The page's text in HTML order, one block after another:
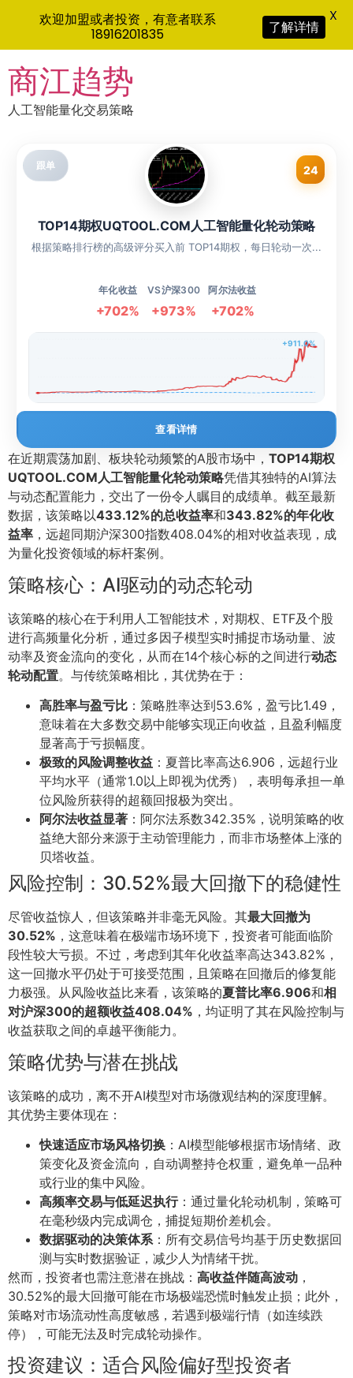
to
content
商江趋势
人工智能量化交易策略
跟单 24
TOP14期权UQTOOL.COM人工智能量化轮动策略
根据策略排行榜的高级评分买入前 TOP14期权，每日轮动一次...
年化收益
+702%
VS沪深300
+973%
阿尔法收益
+702%
+911.0%
查看详情
在近期震荡加剧、板块轮动频繁的A股市场中， TOP14期权
UQTOOL.COM人工智能量化轮动策略凭借其独特的AI算法
与动态配置能力，交出了一份令人瞩目的成绩单。截至最新
数据，该策略以433.12%的总收益率和343.82%的年化收
益率 ，远超同期沪深300指数408.04%的相对收益表现，成
为量化投资领域的标杆案例。
策略核心：AI驱动的动态轮动
该策略的核心在于利用人工智能技术，对期权、ETF及个股
进行高频量化分析，通过多因子模型实时捕捉市场动量、波
动率及资金流向的变化，从而在14个核心标的之间进行动态
轮动配置。与传统策略相比，其优势在于：
高胜率与盈亏比 ：策略胜率达到53.6%，盈亏比1.49，
意味着在大多数交易中能够实现正向收益，且盈利幅度
显著高于亏损幅度。
极致的风险调整收益 ：夏普比率高达6.906，远超行业
平均水平（通常1.0以上即视为优秀），表明每承担一单
位风险所获得的超额回报极为突出。
阿尔法收益显著 ：阿尔法系数342.35%，说明策略的收
益绝大部分来源于主动管理能力，而非市场整体上涨的
贝塔收益。
风险控制：30.52%最大回撤下的稳健性
尽管收益惊人，但该策略并非毫无风险。其最大回撤为
30.52% ，这意味着在极端市场环境下，投资者可能面临阶
段性较大亏损。不过，考虑到其年化收益率高达343.82%，
这一回撤水平仍处于可接受范围，且策略在回撤后的修复能
力极强。从风险收益比来看，该策略的夏普比率6.906和相
对沪深300的超额收益408.04% ，均证明了其在风险控制与
收益获取之间的卓越平衡能力。
策略优势与潜在挑战
该策略的成功，离不开AI模型对市场微观结构的深度理解。
其优势主要体现在：
快速适应市场风格切换 ：AI模型能够根据市场情绪、政
策变化及资金流向，自动调整持仓权重，避免单一品种
或行业的集中风险。
高频率交易与低延迟执行：通过量化轮动机制，策略可
在毫秒级内完成调仓，捕捉短期价差机会。
数据驱动的决策体系 ：所有交易信号均基于历史数据回
测与实时数据验证，减少人为情绪干扰。
然而，投资者也需注意潜在挑战： 高收益伴随高波动 ，
30.52%的最大回撤可能在市场极端恐慌时触发止损；此外，
策略对市场流动性高度敏感，若遇到极端行情（如连续跌
停），可能无法及时完成轮动操作。
投资建议：适合风险偏好型投资者
欢迎加盟或者投资，有意者联系
18916201835
了解详情
X